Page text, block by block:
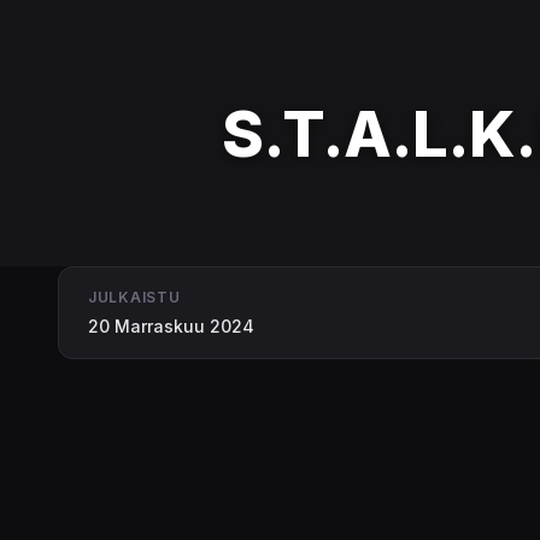
JULKAISTU
20 Marraskuu 2024